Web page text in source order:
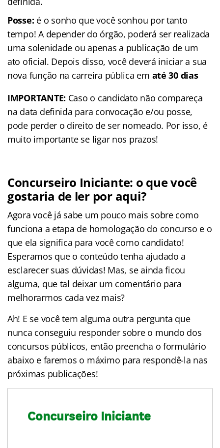
Posse: é o sonho que você sonhou por tanto
tempo! A depender do órgão, poderá ser realizada
uma solenidade ou apenas a publicação de um
ato oficial. Depois disso, você deverá iniciar a sua
nova função na carreira pública em até 30 dias
IMPORTANTE: Caso o candidato não compareça
na data definida para convocação e/ou posse,
pode perder o direito de ser nomeado. Por isso, é
muito importante se ligar nos prazos!
Concurseiro Iniciante: o que você
gostaria de ler por aqui?
Agora você já sabe um pouco mais sobre como
funciona a etapa de homologação do concurso e o
que ela significa para você como candidato!
Esperamos que o conteúdo tenha ajudado a
esclarecer suas dúvidas! Mas, se ainda ficou
alguma, que tal deixar um comentário para
melhorarmos cada vez mais?
Ah! E se você tem alguma outra pergunta que
nunca conseguiu responder sobre o mundo dos
concursos públicos, então preencha o formulário
abaixo e faremos o máximo para respondê-la nas
próximas publicações!